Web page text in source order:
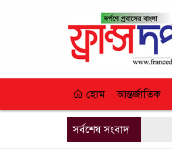
হোম আন্তর্জাতিক
সর্বশেষ সংবাদ